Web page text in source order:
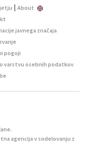
| About
javnega značaja
pogoji
varstvu osebnih podatkov
agencijav sodelovanju z